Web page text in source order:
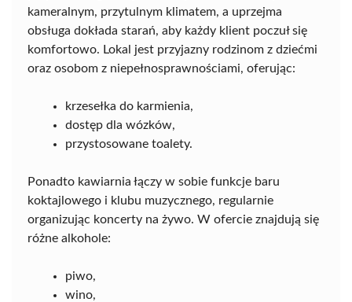
kameralnym, przytulnym klimatem, a uprzejma
obsługa dokłada starań, aby każdy klient poczuł się
komfortowo. Lokal jest przyjazny rodzinom z dziećmi
oraz osobom z niepełnosprawnościami, oferując:
krzesełka do karmienia,
dostęp dla wózków,
przystosowane toalety.
Ponadto kawiarnia łączy w sobie funkcje baru
koktajlowego i klubu muzycznego, regularnie
organizując koncerty na żywo. W ofercie znajdują się
różne alkohole:
piwo,
wino,